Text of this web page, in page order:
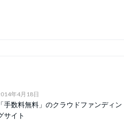
年4月18日
「手数料無料」のクラウドファンディン
サイト